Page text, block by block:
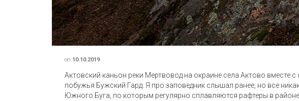
on 10.10.2019
Актовский каньон реки Мертвовод на окраине села Актово вместе
побужья Бужский Гард. Я про заповедник слышал ранее, но все
Южного Буга, по которым регулярно сплавляются рафтеры в